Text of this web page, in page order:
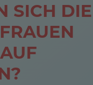
SICH DIE